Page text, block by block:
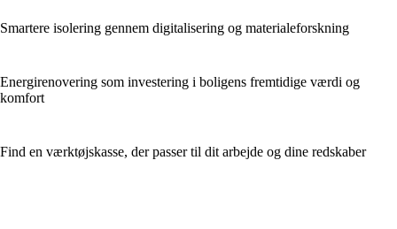
Smartere isolering gennem digitalisering og materialeforskning
Energirenovering som investering i boligens fremtidige værdi og
komfort
Find en værktøjskasse, der passer til dit arbejde og dine redskaber